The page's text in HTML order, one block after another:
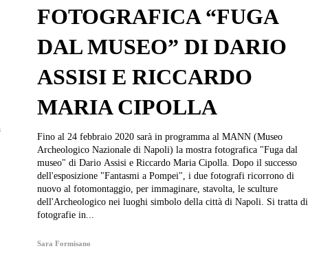
FOTOGRAFICA “FUGA
DAL MUSEO” DI DARIO
ASSISI E RICCARDO
MARIA CIPOLLA
Fino al 24 febbraio 2020 sarà in programma al MANN (Museo
Archeologico Nazionale di Napoli) la mostra fotografica "Fuga dal
museo" di Dario Assisi e Riccardo Maria Cipolla. Dopo il successo
dell'esposizione "Fantasmi a Pompei", i due fotografi ricorrono di
nuovo al fotomontaggio, per immaginare, stavolta, le sculture
dell'Archeologico nei luoghi simbolo della città di Napoli. Si tratta di
fotografie in...
Sara Formisano